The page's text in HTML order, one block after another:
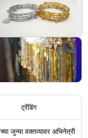
ट्रेंडिंग
वक्तव्यावर अभिनेत्री